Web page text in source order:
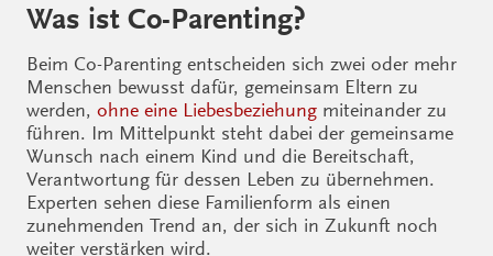
Was ist Co-Parenting?
Beim Co-Parenting entscheiden sich zwei oder mehr
Menschen bewusst dafür, gemeinsam Eltern zu
werden, ohne eine Liebesbeziehung miteinander zu
führen. Im Mittelpunkt steht dabei der gemeinsame
Wunsch nach einem Kind und die Bereitschaft,
Verantwortung für dessen Leben zu übernehmen.
Experten sehen diese Familienform als einen
zunehmenden Trend an, der sich in Zukunft noch
weiter verstärken wird.